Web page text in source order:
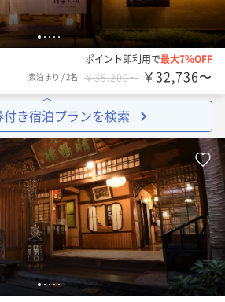
1 2 345
ポイント即利用で最大7％OFF
素泊まり /2名 ￥35,200〜 ￥32,736〜
き宿泊プランを検索
1 2 345